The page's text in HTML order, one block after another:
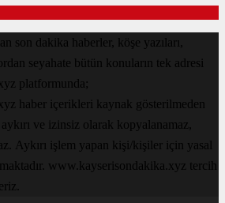
son dakika haberler, köşe yazıları,
seyahate bütün konuların tek adresi
platformunda;
haber içerikleri kaynak gösterilmeden
aykırı ve izinsiz olarak kopyalanamaz,
Aykırı işlem yapan kişi/kişiler için yasal
www.kayserisondakika.xyz tercih